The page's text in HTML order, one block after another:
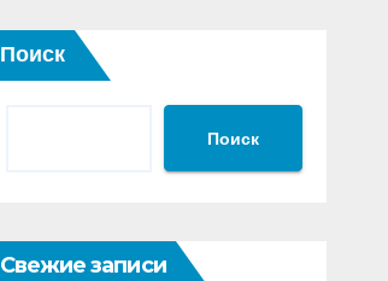
Поиск
Поиск
Свежие записи